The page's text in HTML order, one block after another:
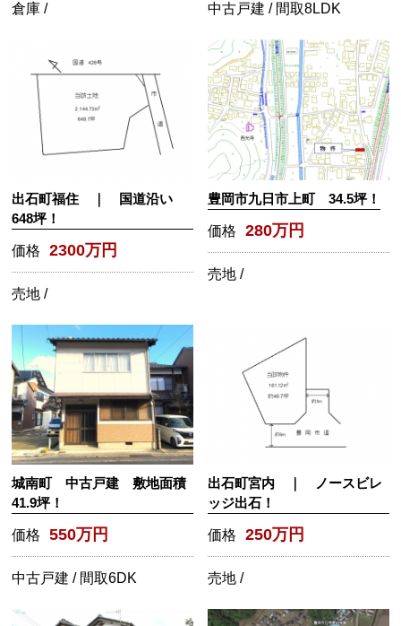
倉庫 / 中古戸建 / 間取8LDK
出石町福住 ｜ 国道沿い
648坪！
価格 2300万円
売地 /
豊岡市九日市上町 34.5坪！
価格 280万円
売地 /
城南町 中古戸建 敷地面積
41.9坪！
価格 550万円
中古戸建 / 間取6DK
出石町宮内 ｜ ノースビレ
ッジ出石！
価格 250万円
売地 /